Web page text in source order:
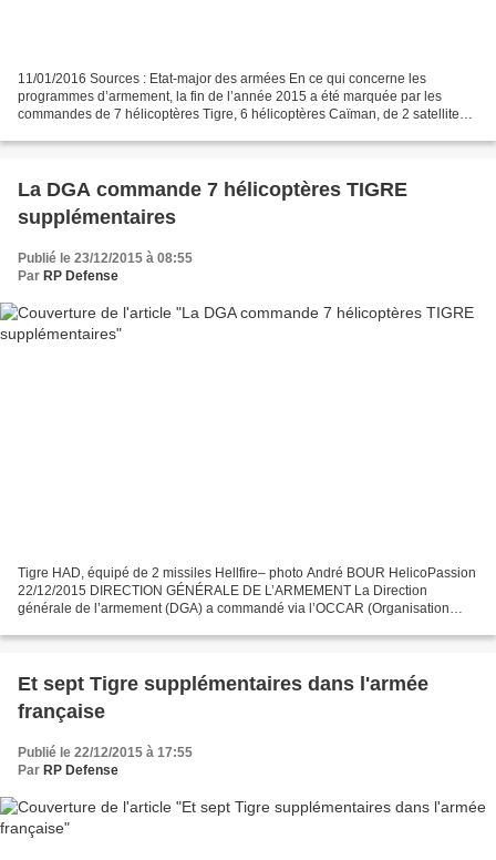
11/01/2016 Sources : Etat-major des armées En ce qui concerne les
programmes d’armement, la fin de l’année 2015 a été marquée par les
commandes de 7 hélicoptères Tigre, 6 hélicoptères Caïman, de 2 satellites
La DGA commande 7 hélicoptères TIGRE
supplémentaires
Publié le 23/12/2015 à 08:55
Par RP Defense
Tigre HAD, équipé de 2 missiles Hellfire– photo André BOUR HelicoPassion
22/12/2015 DIRECTION GÉNÉRALE DE L’ARMEMENT La Direction
générale de l’armement (DGA) a commandé via l’OCCAR (Organisation
Et sept Tigre supplémentaires dans l'armée
française
Publié le 22/12/2015 à 17:55
Par RP Defense